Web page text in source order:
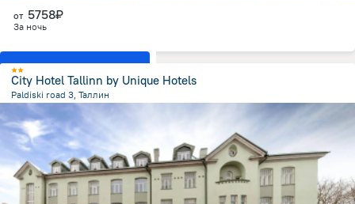
от 5758₽
За ночь
Показать все номера
City Hotel Tallinn by Unique Hotels
Paldiski road 3, Таллин
841.5 м от центра